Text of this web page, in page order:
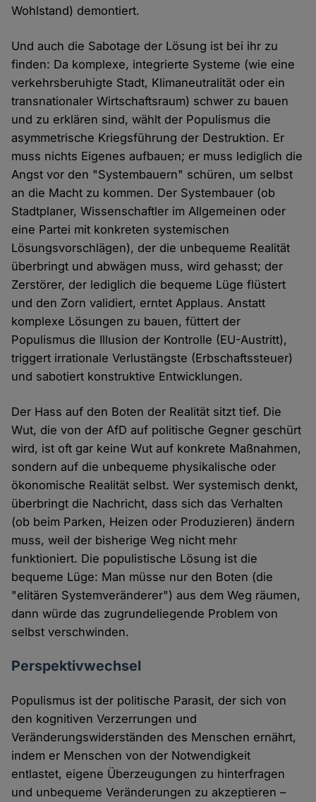
Wohlstand) demontiert.
Und auch die Sabotage der Lösung ist bei ihr zu
finden: Da komplexe, integrierte Systeme (wie eine
verkehrsberuhigte Stadt, Klimaneutralität oder ein
transnationaler Wirtschaftsraum) schwer zu bauen
und zu erklären sind, wählt der Populismus die
asymmetrische Kriegsführung der Destruktion. Er
muss nichts Eigenes aufbauen; er muss lediglich die
Angst vor den "Systembauern" schüren, um selbst
an die Macht zu kommen. Der Systembauer (ob
Stadtplaner, Wissenschaftler im Allgemeinen oder
eine Partei mit konkreten systemischen
Lösungsvorschlägen), der die unbequeme Realität
überbringt und abwägen muss, wird gehasst; der
Zerstörer, der lediglich die bequeme Lüge flüstert
und den Zorn validiert, erntet Applaus. Anstatt
komplexe Lösungen zu bauen, füttert der
Populismus die Illusion der Kontrolle (EU-Austritt),
triggert irrationale Verlustängste (Erbschaftssteuer)
und sabotiert konstruktive Entwicklungen.
Der Hass auf den Boten der Realität sitzt tief. Die
Wut, die von der AfD auf politische Gegner geschürt
wird, ist oft gar keine Wut auf konkrete Maßnahmen,
sondern auf die unbequeme physikalische oder
ökonomische Realität selbst. Wer systemisch denkt,
überbringt die Nachricht, dass sich das Verhalten
(ob beim Parken, Heizen oder Produzieren) ändern
muss, weil der bisherige Weg nicht mehr
funktioniert. Die populistische Lösung ist die
bequeme Lüge: Man müsse nur den Boten (die
"elitären Systemveränderer") aus dem Weg räumen,
dann würde das zugrundeliegende Problem von
selbst verschwinden.
Perspektivwechsel
Populismus ist der politische Parasit, der sich von
den kognitiven Verzerrungen und
Veränderungswiderständen des Menschen ernährt,
indem er Menschen von der Notwendigkeit
entlastet, eigene Überzeugungen zu hinterfragen
und unbequeme Veränderungen zu akzeptieren –